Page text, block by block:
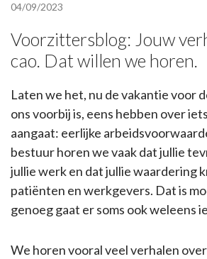
04/09/2023
Voorzittersblog: Jouw
cao. Dat willen we horen.
Laten we het, nu de vakantie voor
ons voorbij is, eens hebben over
aangaat: eerlijke
bestuur horen we vaak dat jullie
jullie werk en dat jullie waardering
patiënten en werkgevers. Dat is
genoeg gaat er soms ook weleens
We horen vooral veel verhalen